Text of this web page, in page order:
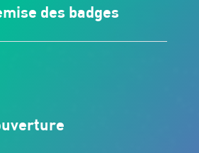
des badges